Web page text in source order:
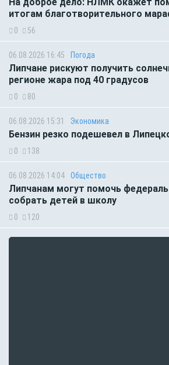
На доброе дело: НЛМК окажет
итогам благотворительного
0 56
06.08.2026 16:45 Погода
Липчане рискуют получить
регионе жара под 40 градусов
0 80
06.08.2026 15:31 Экономика
Бензин резко подешевел в
0 138
06.08.2026 14:04 Общество
Липчанам могут помочь
собрать детей в школу
0 120